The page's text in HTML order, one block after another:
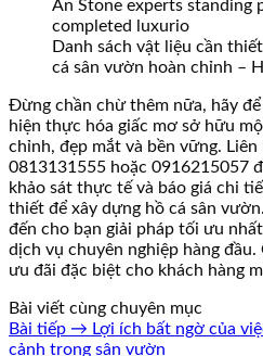
Danh sách vật liệu cần
cá sân vườn hoàn chỉnh –
Đừng chần chừ thêm nữa, hãy
hiện thực hóa giấc mơ sở hữu
chỉnh, đẹp mắt và bền vững.
0813131555 hoặc 0916215057
khảo sát thực tế và báo giá chi
thiết để xây dựng hồ cá sân
đến cho bạn giải pháp tối ưu
dịch vụ chuyên nghiệp hàng đầu.
ưu đãi đặc biệt cho khách hàng
Bài viết cùng chuyên mục
Bài tiếp → Lợi ích bất ngờ của
cảnh trong sân vườn